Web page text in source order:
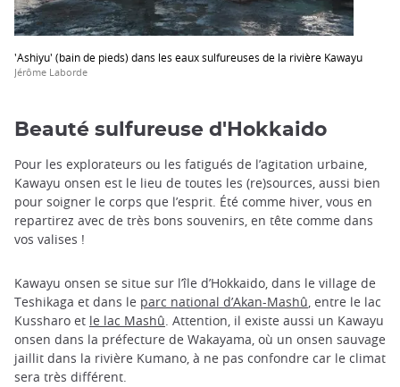
'Ashiyu' (bain de pieds) dans les eaux sulfureuses de la rivière Kawayu
Jérôme Laborde
Beauté sulfureuse d'Hokkaido
Pour les explorateurs ou les fatigués de l’agitation urbaine,
Kawayu onsen est le lieu de toutes les (re)sources, aussi bien
pour soigner le corps que l’esprit. Été comme hiver, vous en
repartirez avec de très bons souvenirs, en tête comme dans
vos valises !
Kawayu onsen se situe sur l’île d’Hokkaido, dans le village de
Teshikaga et dans le parc national d’Akan-Mashû, entre le lac
Kussharo et le lac Mashû. Attention, il existe aussi un Kawayu
onsen dans la préfecture de Wakayama, où un onsen sauvage
jaillit dans la rivière Kumano, à ne pas confondre car le climat
sera très différent.